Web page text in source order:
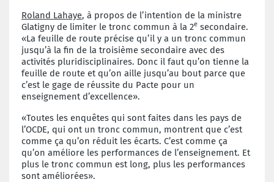
Roland Lahaye, à propos de l’intention de la ministre
Glatigny de limiter le tronc commun à la 2e secondaire.
«La feuille de route précise qu’il y a un tronc commun
jusqu’à la fin de la troisième secondaire avec des
activités pluridisciplinaires. Donc il faut qu’on tienne la
feuille de route et qu’on aille jusqu’au bout parce que
c’est le gage de réussite du Pacte pour un
enseignement d’excellence».
«Toutes les enquêtes qui sont faites dans les pays de
l’OCDE, qui ont un tronc commun, montrent que c’est
comme ça qu’on réduit les écarts. C’est comme ça
qu’on améliore les performances de l’enseignement. Et
plus le tronc commun est long, plus les performances
sont améliorées».